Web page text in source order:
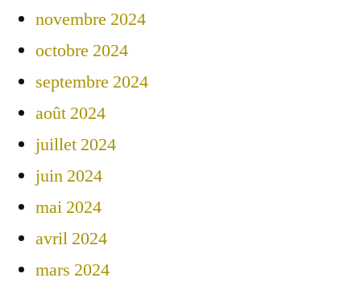
novembre 2024
octobre 2024
septembre 2024
août 2024
juillet 2024
juin 2024
mai 2024
avril 2024
mars 2024